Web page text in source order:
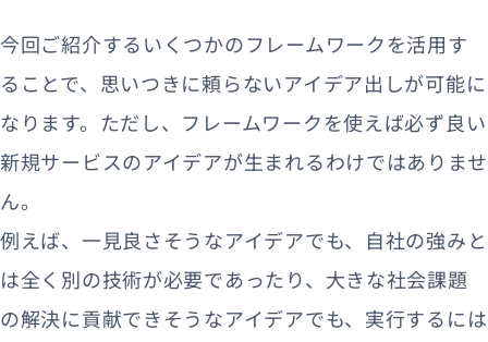
今回ご紹介するいくつかのフレームワークを活用す
ることで、思いつきに頼らないアイデア出しが可能に
なります。ただし、フレームワークを使えば必ず良い
新規サービスのアイデアが生まれるわけではありませ
ん。
例えば、一見良さそうなアイデアでも、自社の強みと
は全く別の技術が必要であったり、大きな社会課題
の解決に貢献できそうなアイデアでも、実行するには